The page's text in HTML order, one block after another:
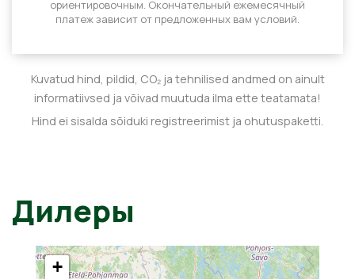
ориентировочным. Окончательный ежемесячный
платеж зависит от предложенных вам условий.
Kuvatud hind, pildid, CO₂ ja tehnilised andmed on ainult
informatiivsed ja võivad muutuda ilma ette teatamata!
Hind ei sisalda sõiduki registreerimist ja ohutuspaketti.
Дилеры
+